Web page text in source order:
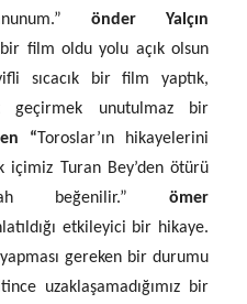
önder Yalçın
film oldu yolu açık olsun
sıcacık bir film yaptık,
unutulmaz bir
“Toroslar’ın hikayelerini
içimiz Turan Bey’den ötürü
beğenilir.”
ömer
etkileyici bir hikaye.
gereken bir durumu
uzaklaşamadığımız bir